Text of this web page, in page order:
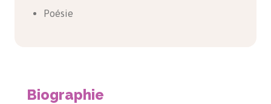
Poésie
Biographie